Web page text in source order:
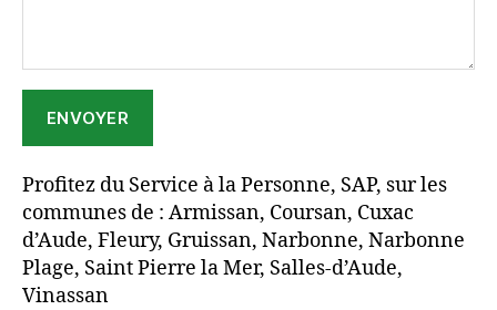
Profitez du Service à la Personne, SAP, sur les
communes de : Armissan, Coursan, Cuxac
d’Aude, Fleury, Gruissan, Narbonne, Narbonne
Plage, Saint Pierre la Mer, Salles-d’Aude,
Vinassan